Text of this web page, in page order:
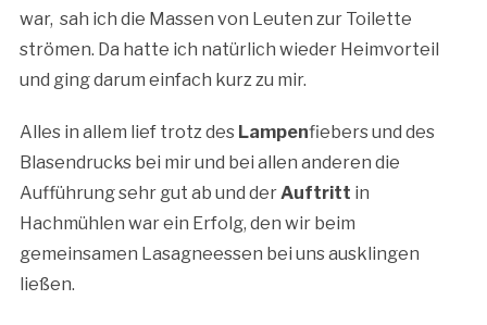
war, sah ich die Massen von Leuten zur Toilette
strömen. Da hatte ich natürlich wieder Heimvorteil
und ging darum einfach kurz zu mir.
Alles in allem lief trotz desLampenfiebers und des
Blasendrucks bei mir und bei allen anderen die
Aufführung sehr gut ab und derAuftritt in
Hachmühlen war ein Erfolg, den wir beim
gemeinsamen Lasagneessen bei uns ausklingen
ließen.